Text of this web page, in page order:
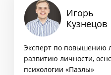
Игорь
Кузнецов
Эксперт по повышению
развитию личности,
психологии «Пазлы»